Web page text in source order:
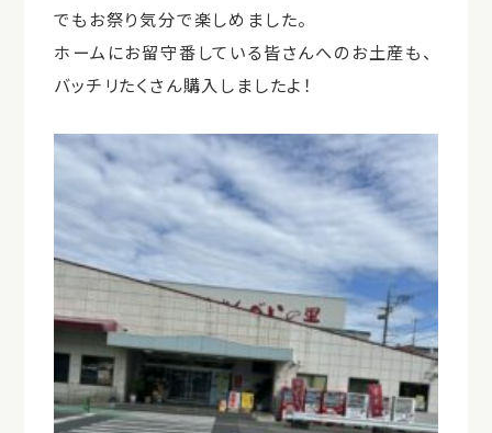
でもお祭り気分で楽しめました。
ホームにお留守番している皆さんへのお土産も、
バッチリたくさん購入しましたよ！